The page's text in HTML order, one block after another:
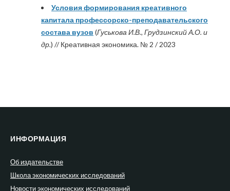
Условия формирования креативного
капитала профессорско-преподавательского
состава вузов (Гуськова И.В., Грудзинский А.О. и
др.) // Креативная экономика. № 2 / 2023
ИНФОРМАЦИЯ
Об издательстве
Школа экономических исследований
Новости экономических исследований